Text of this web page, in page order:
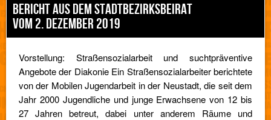
BERICHT AUS DEM STADTBEZIRKSBEIRAT
VOM 2. DEZEMBER 2019
Vorstellung: Straßensozialarbeit und suchtpräventive
Angebote der Diakonie Ein Straßensozialarbeiter berichtete
von der Mobilen Jugendarbeit in der Neustadt, die seit dem
Jahr 2000 Jugendliche und junge Erwachsene von 12 bis
27 Jahren betreut, dabei unter anderem Räume und